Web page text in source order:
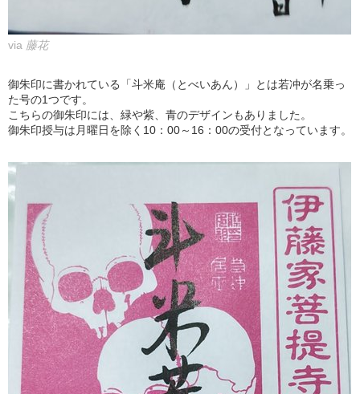
via 藤花
御朱印に書かれている「斗米庵（とべいあん）」とは若冲が名乗っ
た号の1つです。
こちらの御朱印には、緑や紫、青のデザインもありました。
御朱印授与は月曜日を除く10：00～16：00の受付となっています。